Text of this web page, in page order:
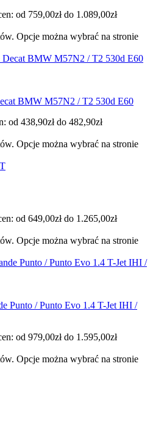
od 759,00zł do 1.089,00zł
Opcje można wybrać na stronie
BMW M57N2 / T2 530d E60
od 438,90zł do 482,90zł
Opcje można wybrać na stronie
od 649,00zł do 1.265,00zł
Opcje można wybrać na stronie
Punto / Punto Evo 1.4 T-Jet IHI /
od 979,00zł do 1.595,00zł
Opcje można wybrać na stronie